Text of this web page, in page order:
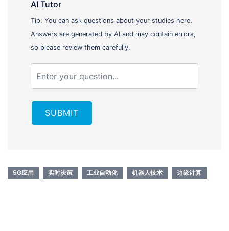
AI Tutor
Tip: You can ask questions about your studies here.
Answers are generated by AI and may contain errors,
so please review them carefully.
SUBMIT
5G应用 实时决策 工业自动化 机器人技术 边缘计算